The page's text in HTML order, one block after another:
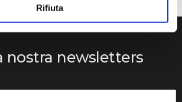
Rifiuta
nostra newsletters